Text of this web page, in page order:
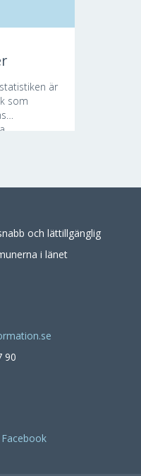
är
som
och lättillgänglig
i länet
90
Facebook